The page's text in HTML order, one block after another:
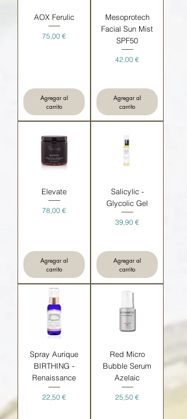
AOX Ferulic
Precio
75,00 €
Agregar al
carrito
Mesoprotech
Facial Sun Mist
SPF50
Precio
42,00 €
Agregar al
carrito
Elevate
Precio
78,00 €
Agregar al
carrito
Salicylic -
Glycolic Gel
Precio
39,90 €
Agregar al
carrito
Spray Aurique
BIRTHING -
Renaissance
Precio
22,50 €
Red Micro
Bubble Serum
Azelaic
Precio
25,50 €